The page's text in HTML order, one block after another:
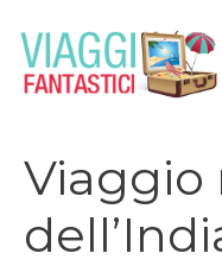
contenuto
Viaggio